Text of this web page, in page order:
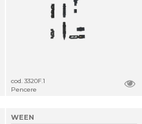
cod. 3320F.1
Pencere
WEEN